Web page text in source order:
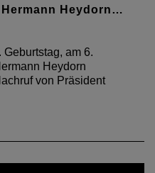
Heydorn…
am 6.
Heydorn
von Präsident